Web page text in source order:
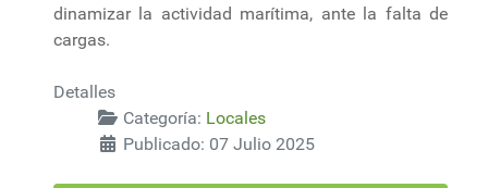
dinamizar la actividad marítima, ante la falta de
cargas.
Detalles
Categoría: Locales
Publicado: 07 Julio 2025